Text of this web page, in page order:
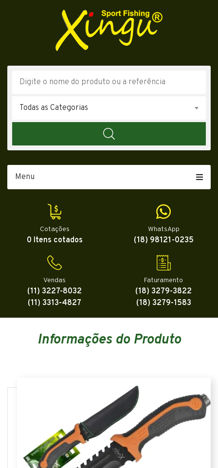
Todas as Categorias
Menu
Cotações
0 Itens cotados
WhatsApp
(18) 98121-0235
Vendas
(11) 3227-8032
(11) 3313-4827
Faturamento
(18) 3279-3822
(18) 3279-1583
Informações do Produto